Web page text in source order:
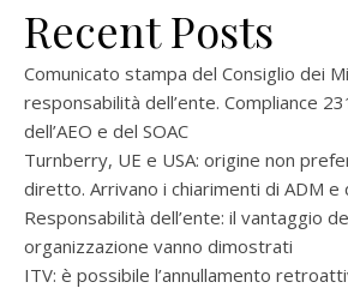
Recent Posts
Comunicato stampa del Consiglio dei
responsabilità dell’ente. Compliance
dell’AEO e del SOAC
Turnberry, UE e USA: origine non
diretto. Arrivano i chiarimenti di ADM e
Responsabilità dell’ente: il vantaggio
organizzazione vanno dimostrati
ITV: è possibile l’annullamento